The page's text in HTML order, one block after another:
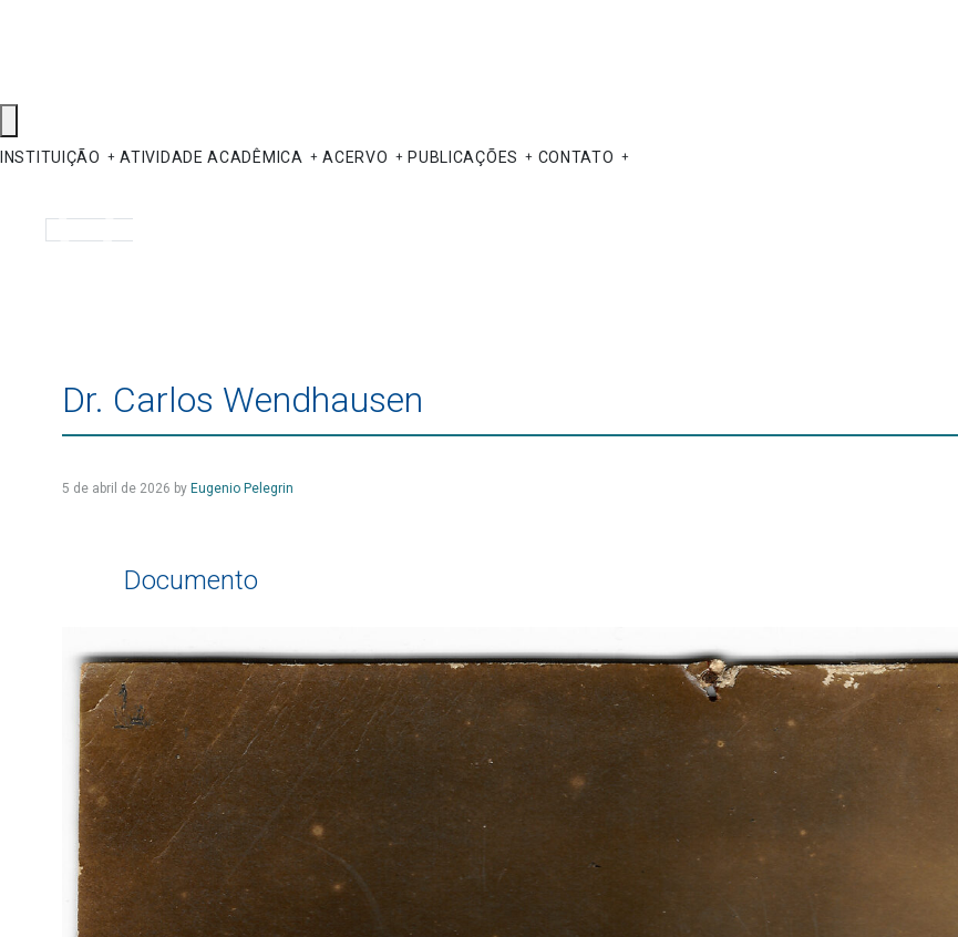
INSTITUIÇÃO ATIVIDADE ACADÊMICA ACERVO PUBLICAÇÕES CONTATO
Dr. Carlos Wendhausen
5 de abril de 2026 by Eugenio Pelegrin
Documento